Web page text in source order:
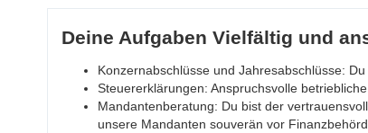
Deine Aufgaben Vielfältig und
Konzernabschlüsse und Jahresabschlüsse:
Steuererklärungen: Anspruchsvolle
Mandantenberatung: Du bist der
unsere Mandanten souverän vor